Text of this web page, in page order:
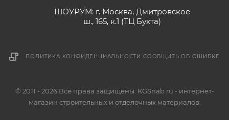
ШОУРУМ: г. Москва, Дмитровское
ш., 165, к.1 (ТЦ Бухта)
ПОЛИТИКА КОНФИДЕНЦИАЛЬНОСТИ СООБЩИТЬ ОБ ОШИБКЕ
© 2011 - 2026 Все права защищены. KGSnab.ru - интернет-
магазин строительных и отделочных материалов.